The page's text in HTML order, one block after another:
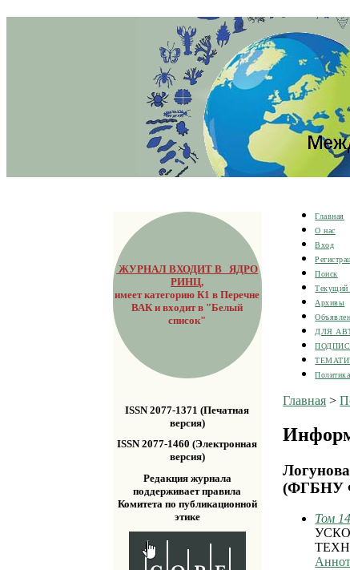
ЖУРНАЛ ВХОДИТ В ЯДРО
РИНЦ,
имеет категорию К1 в Перечне
ВАК и входит в "Белый
список"
ISSN 2077-1371 (Печатная
версия)
ISSN 2077-1460 (Электронная
версия)
Редакция журнала
поддерживает правила
Комитета по публикационной
этике
Главная
О нас
Вход
Поиск
Текущий
Архивы
ДЛЯ
Главная >
(ФГБНУ
Том